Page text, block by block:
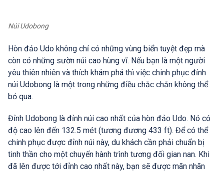
Núi Udobong
Hòn đảo Udo không chỉ có những vùng biển tuyệt đẹp mà
còn có những sườn núi cao hùng vĩ. Nếu bạn là một người
yêu thiên nhiên và thích khám phá thì việc chinh phục đỉnh
núi Udobong là một trong những điều chắc chắn không thể
bỏ qua.
Đỉnh Udobong là đỉnh núi cao nhất của hòn đảo Udo. Nó có
độ cao lên đến 132.5 mét (tương đương 433 ft). Để có thể
chinh phục được đỉnh núi này, du khách cần phải chuẩn bị
tinh thần cho một chuyến hành trình tương đối gian nan. Khi
đã lên được tới đỉnh cao nhất này, bạn sẽ được mãn nhãn